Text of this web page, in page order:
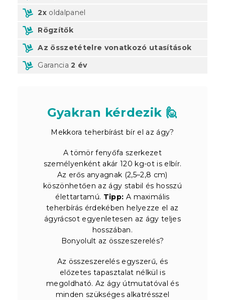
2x oldalpanel
Rögzítők
Az összetételre vonatkozó utasítások
Garancia2 év
Gyakran kérdezik 🙋
Mekkora teherbírást bír el az ágy?
A tömör fenyőfa szerkezet
személyenként akár 120 kg-ot is elbír.
Az erős anyagnak (2,5–2,8 cm)
köszönhetően az ágy stabil és hosszú
élettartamú. Tipp: A maximális
teherbírás érdekében helyezze el az
ágyrácsot egyenletesen az ágy teljes
hosszában.
Bonyolult az összeszerelés?
Az összeszerelés egyszerű, és
előzetes tapasztalat nélkül is
megoldható. Az ágy útmutatóval és
minden szükséges alkatrésszel